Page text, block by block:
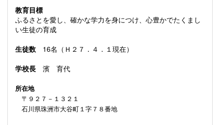
教育目標
ふるさとを愛し、確かな学力を身につけ、心豊かでたくまし
い生徒の育成
生徒数 16名（Ｈ２７．４．１現在）
学校長 濱 育代
所在地
〒９２７－１３２１
石川県珠洲市大谷町１字７８番地